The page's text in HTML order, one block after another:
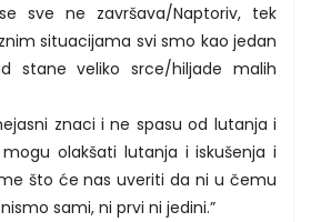
sve ne završava/Naptoriv, tek
situacijama svi smo kao jedan
stane veliko srce/hiljade malih
znaci i ne spasu od lutanja i
olakšati lutanja i iskušenja i
što će nas uveriti da ni u čemu
sami, ni prvi ni jedini.”